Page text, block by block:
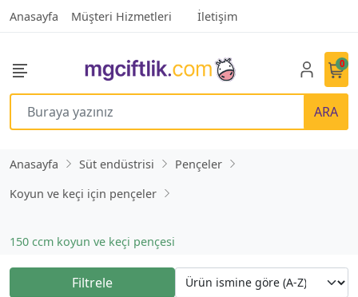
Anasayfa Müşteri Hizmetleri İletişim
ARA
0
Anasayfa Süt endüstrisi
Pençeler
Koyun ve keçi için pençeler
150 ccm koyun ve keçi pençesi
Filtrele